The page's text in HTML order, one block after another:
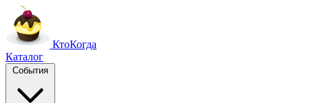
КтоКогда
Каталог
События